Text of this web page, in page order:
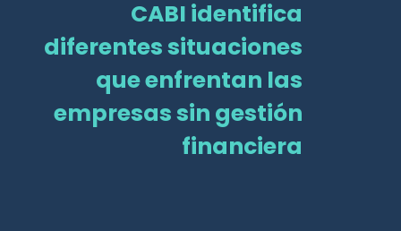
CABI identifica
diferentes situaciones
que enfrentan las
empresas sin gestión
financiera